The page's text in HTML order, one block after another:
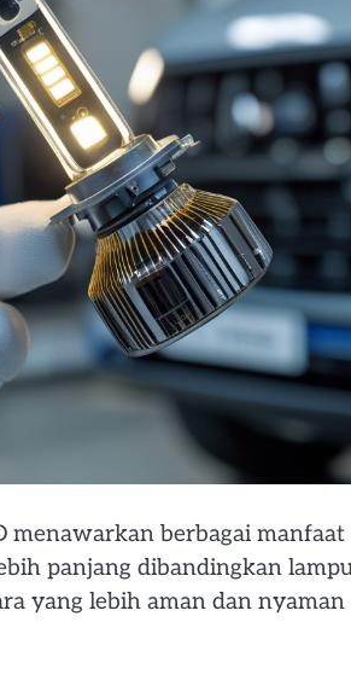
menawarkan berbagai
panjang dibandingkan
yang lebih aman dan